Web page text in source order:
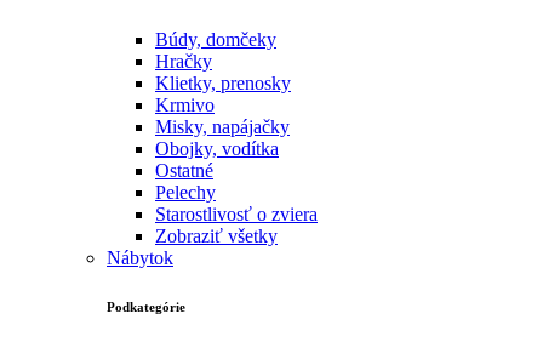
Búdy, domčeky
Hračky
Klietky, prenosky
Krmivo
Misky, napájačky
Obojky, vodítka
Ostatné
Pelechy
Starostlivosť o zviera
Zobraziť všetky
Nábytok
Podkategórie